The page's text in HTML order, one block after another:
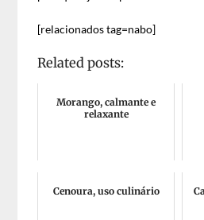
[relacionados tag=nabo]
Related posts:
Morango, calmante e
relaxante
Cenoura, uso culinário